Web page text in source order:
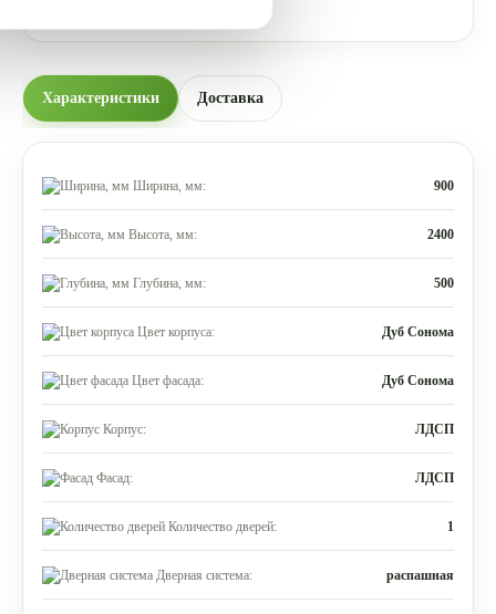
Характеристики Доставка
Ширина, мм: 900
Высота, мм: 2400
Глубина, мм: 500
Цвет корпуса: Дуб Сонома
Цвет фасада: Дуб Сонома
Корпус: ЛДСП
Фасад: ЛДСП
Количество дверей: 1
Дверная система: распашная